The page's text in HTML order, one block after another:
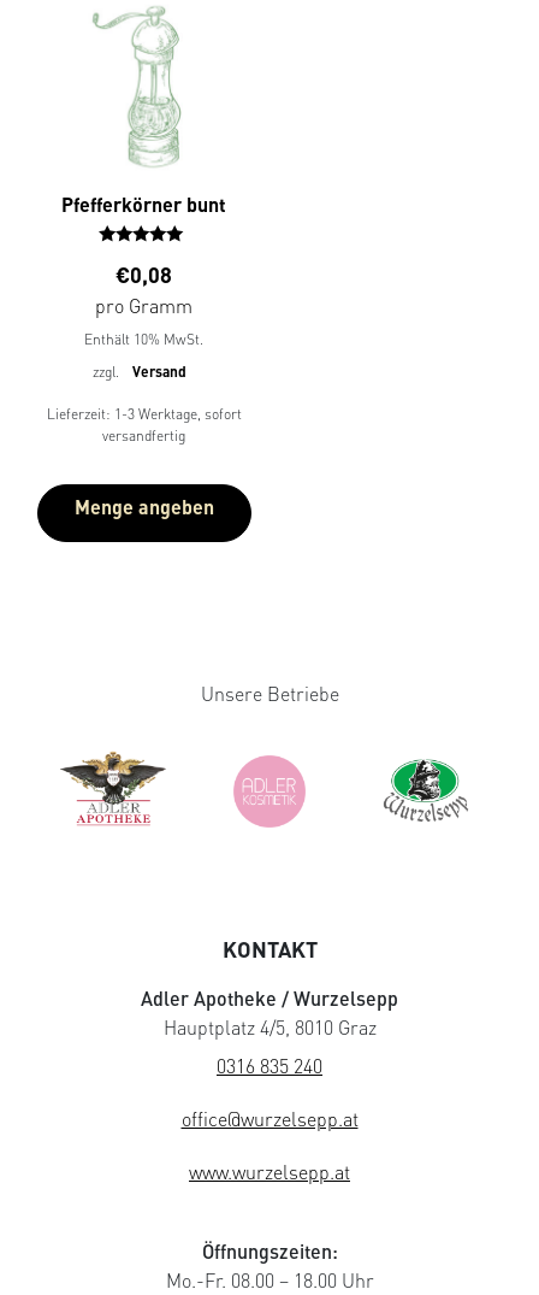
Pfefferkörner bunt
Bewerte
t mit
4.00
von 5
€0,08
pro Gramm
Enthält 10% MwSt.
zzgl.
Versand
Lieferzeit: 1-3 Werktage, sofort
versandfertig
Menge angeben
Unsere Betriebe
KONTAKT
Adler Apotheke / Wurzelsepp
Hauptplatz 4/5, 8010 Graz
0316 835 240
office@wurzelsepp.at
www.wurzelsepp.at
Öffnungszeiten:
Mo.-Fr. 08.00 – 18.00 Uhr